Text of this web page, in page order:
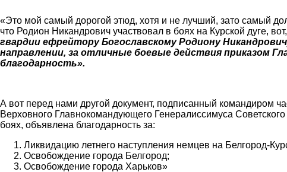
«Это мой самый дорогой этюд, хотя и не лучший, зато самый
что Родион Никандрович участвовал в боях на Курской дуге,
гвардии ефрейтору Богославскому Родиону
направлении, за отличные боевые действия приказом
благодарность».
А вот перед нами другой документ, подписанный командиром
Верховного Главнокомандующего Генералиссимуса
боях, объявлена благодарность за:
Ликвидацию летнего наступления немцев на Белгород-
Освобождение города Белгород;
Освобождение города Харьков»